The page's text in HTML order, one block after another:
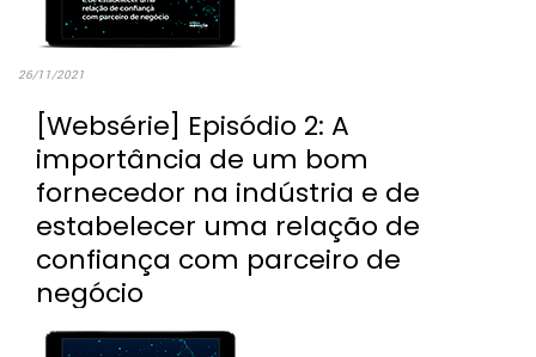
26/11/2021
[Websérie] Episódio 2: A
importância de um bom
fornecedor na indústria e de
estabelecer uma relação de
confiança com parceiro de
negócio